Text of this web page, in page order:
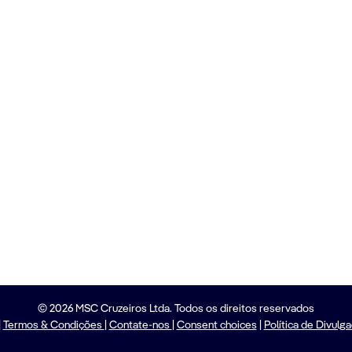
© 2026 MSC Cruzeiros Ltda. Todos os direitos reservados
Termos & Condições Contate-nos Consent choices| Política de